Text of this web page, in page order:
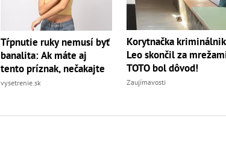
Tŕpnutie ruky nemusí byť
banalita: Ak máte aj
tento príznak, nečakajte
vysetrenie.sk
Korytnačka
Leo skončil za
TOTO bol dôvod!
Zaujímavosti